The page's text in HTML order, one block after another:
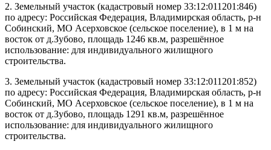
2. Земельный участок (кадастровый номер 33:12:011201:846)
по адресу: Российская Федерация, Владимирская область, р-н
Собинский, МО Асерховское (сельское поселение), в 1 м на
восток от д.Зубово, площадь 1246 кв.м, разрешённое
использование: для индивидуального жилищного
строительства.
3. Земельный участок (кадастровый номер 33:12:011201:852)
по адресу: Российская Федерация, Владимирская область, р-н
Собинский, МО Асерховское (сельское поселение), в 1 м на
восток от д.Зубово, площадь 1291 кв.м, разрешённое
использование: для индивидуального жилищного
строительства.